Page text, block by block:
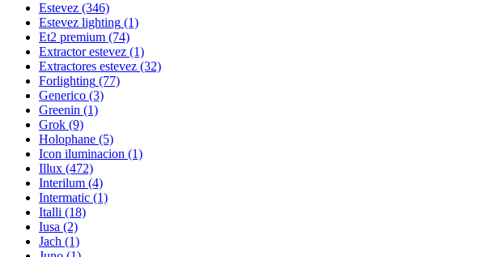
Estevez (346)
Estevez lighting (1)
Et2 premium (74)
Extractor estevez (1)
Extractores estevez (32)
Forlighting (77)
Generico (3)
Greenin (1)
Grok (9)
Holophane (5)
Icon iluminacion (1)
Illux (472)
Interilum (4)
Intermatic (1)
Italli (18)
Iusa (2)
Jach (1)